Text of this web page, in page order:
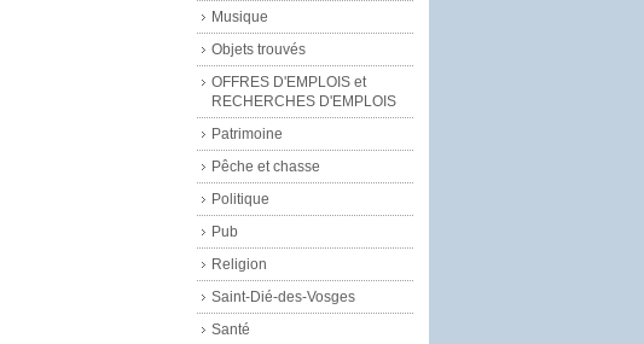
Musique
Objets trouvés
OFFRES D'EMPLOIS et
RECHERCHES D'EMPLOIS
Patrimoine
Pêche et chasse
Politique
Pub
Religion
Saint-Dié-des-Vosges
Santé